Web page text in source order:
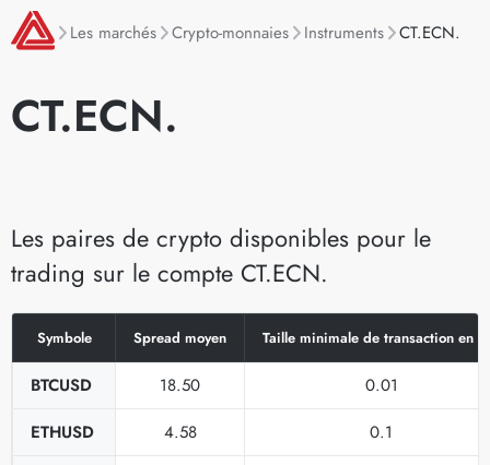
Les marchés Crypto-monnaies Instruments CT.ECN.
CT.ECN.
Les paires de crypto disponibles pour le
trading sur le compte CT.ECN.
Symbole Spread moyen Taille minimale de transaction en
BTCUSD 18.50
0.01
ETHUSD
4.58
0.1